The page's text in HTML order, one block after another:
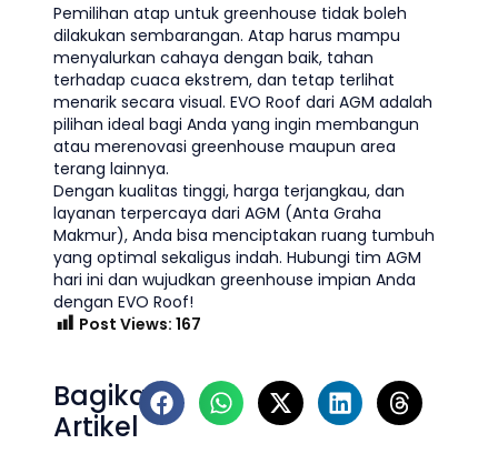
Pemilihan atap untuk greenhouse tidak boleh
dilakukan sembarangan. Atap harus mampu
menyalurkan cahaya dengan baik, tahan
terhadap cuaca ekstrem, dan tetap terlihat
menarik secara visual. EVO Roof dari AGM adalah
pilihan ideal bagi Anda yang ingin membangun
atau merenovasi greenhouse maupun area
terang lainnya.
Dengan kualitas tinggi, harga terjangkau, dan
layanan terpercaya dari AGM (Anta Graha
Makmur), Anda bisa menciptakan ruang tumbuh
yang optimal sekaligus indah. Hubungi tim AGM
hari ini dan wujudkan greenhouse impian Anda
dengan EVO Roof!
Post Views: 167
Bagikan
Artikel